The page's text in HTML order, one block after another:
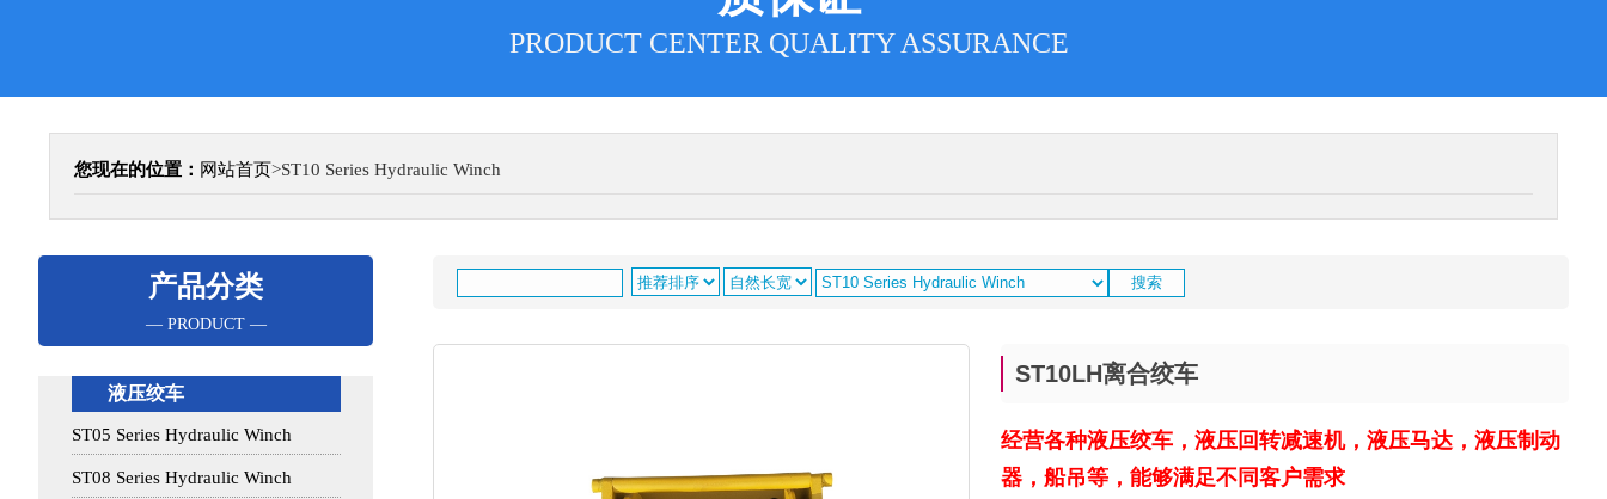
PRODUCT CENTER QUALITY ASSURANCE
您现在的位置： 网站首页>ST10 Series Hydraulic Winch
产品分类
— PRODUCT —
液压绞车
ST05 Series Hydraulic Winch
ST08 Series Hydraulic Winch
ST10LH离合绞车
经营各种液压绞车，液压回转减速机，液压马达，液压制动
器，船吊等，能够满足不同客户需求